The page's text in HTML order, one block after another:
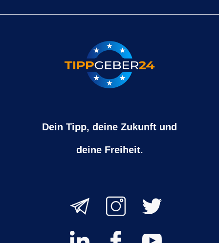
Dein Tipp, deine Zukunft und
deine Freiheit.